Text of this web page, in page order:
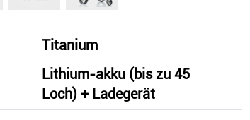
Titanium
Lithium-akku (bis zu 45
Loch) + Ladegerät